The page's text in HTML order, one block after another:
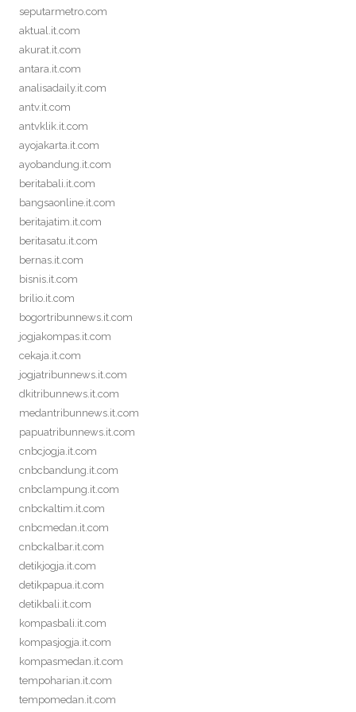
seputarmetro.com
aktual.it.com
akurat.it.com
antara.it.com
analisadaily.it.com
antv.it.com
antvklik.it.com
ayojakarta.it.com
ayobandung.it.com
beritabali.it.com
bangsaonline.it.com
beritajatim.it.com
beritasatu.it.com
bernas.it.com
bisnis.it.com
brilio.it.com
bogortribunnews.it.com
jogjakompas.it.com
cekaja.it.com
jogjatribunnews.it.com
dkitribunnews.it.com
medantribunnews.it.com
papuatribunnews.it.com
cnbcjogja.it.com
cnbcbandung.it.com
cnbclampung.it.com
cnbckaltim.it.com
cnbcmedan.it.com
cnbckalbar.it.com
detikjogja.it.com
detikpapua.it.com
detikbali.it.com
kompasbali.it.com
kompasjogja.it.com
kompasmedan.it.com
tempoharian.it.com
tempomedan.it.com